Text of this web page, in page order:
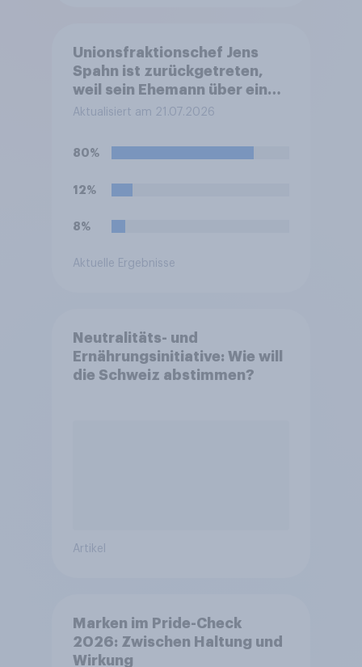
Unionsfraktionschef Jens
Spahn ist zurückgetreten,
weil sein Ehemann über eine
Leihmutterschaft im Ausland
Deutschland ist die
medizinische Ausführung der
Wie stehen Sie zu dem
Aktualisiert am 21.07.2026
80%
12%
8%
Aktuelle Ergebnisse
Neutralitäts- und
Ernährungsinitiative: Wie will
die Schweiz abstimmen?
Artikel
Marken im Pride-Check
2026: Zwischen Haltung und
Wirkung